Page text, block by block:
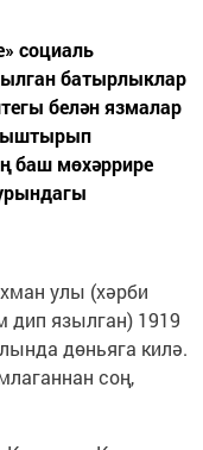
социаль
батырлыклар
белән язмалар
баш мөхәррире
улы (хәрби
дип язылган) 1919
дөньяга килә.
соң,